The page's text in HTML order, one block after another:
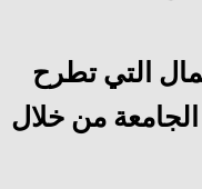
التي تطرح
من خلال